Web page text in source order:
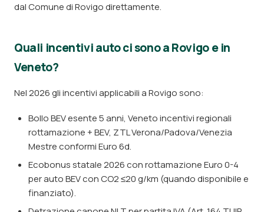
dal Comune di Rovigo direttamente.
Quali incentivi auto ci sono a Rovigo e in
Veneto?
Nel 2026 gli incentivi applicabili a Rovigo sono:
Bollo BEV esente 5 anni, Veneto incentivi regionali
rottamazione + BEV, ZTL Verona/Padova/Venezia
Mestre conformi Euro 6d.
Ecobonus statale 2026 con rottamazione Euro 0-4
per auto BEV con CO2 ≤20 g/km (quando disponibile e
finanziato).